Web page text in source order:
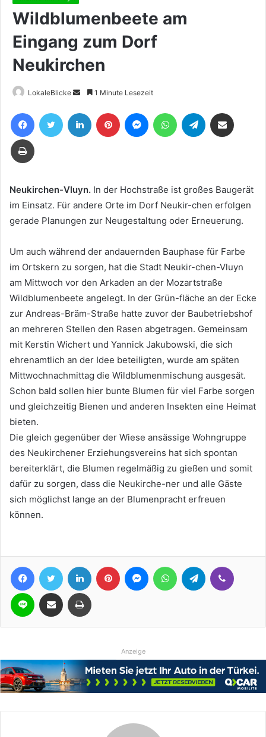
Wildblumenbeete am
Eingang zum Dorf
Neukirchen
LokaleBlicke
Sende
eine
E-
1 Minute Lesezeit
FacebookTwitter LinkedIn Pinterest MessengerWhatsAppTelegram
Drucken
Neukirchen-Vluyn. In der Hochstraße ist großes Baugerät
im Einsatz. Für andere Orte im Dorf Neukir-chen erfolgen
gerade Planungen zur Neugestaltung oder Erneuerung.
Um auch während der andauernden Bauphase für Farbe
im Ortskern zu sorgen, hat die Stadt Neukir-chen-Vluyn
am Mittwoch vor den Arkaden an der Mozartstraße
Wildblumenbeete angelegt. In der Grün-fläche an der Ecke
zur Andreas-Bräm-Straße hatte zuvor der Baubetriebshof
an mehreren Stellen den Rasen abgetragen. Gemeinsam
mit Kerstin Wichert und Yannick Jakubowski, die sich
ehrenamtlich an der Idee beteiligten, wurde am späten
Mittwochnachmittag die Wildblumenmischung ausgesät.
Schon bald sollen hier bunte Blumen für viel Farbe sorgen
und gleichzeitig Bienen und anderen Insekten eine Heimat
bieten.
Die gleich gegenüber der Wiese ansässige Wohngruppe
des Neukirchener Erziehungsvereins hat sich spontan
bereiterklärt, die Blumen regelmäßig zu gießen und somit
dafür zu sorgen, dass die Neukirche-ner und alle Gäste
sich möglichst lange an der Blumenpracht erfreuen
können.
FacebookTwitter LinkedIn Pinterest MessengerWhatsAppTelegram
Line Teile per E-Mail Drucken
Anzeige